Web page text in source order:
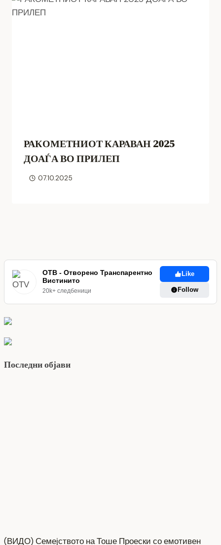
РАКОМЕТНИОТ КАРАВАН 2025
ДОАЃА ВО ПРИЛЕП
07.10.2025
ОТВ - Отворено Транспарентно
Вистинито
20k+ следбеници
Like
Follow
Последни објави
(ВИДО) Семејството на Тоше Проески со емотивен